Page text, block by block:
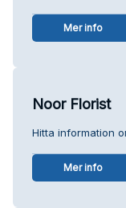
Mer info
Noor Florist
Hitta information
Mer info